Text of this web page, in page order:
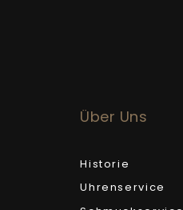
Über Uns
Historie
Uhrenservice